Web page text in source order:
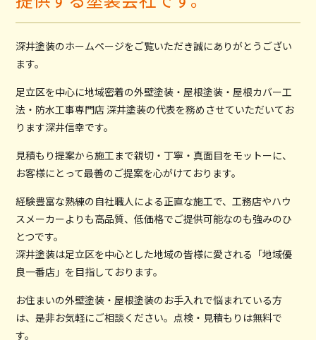
深井塗装のホームページをご覧いただき誠にありがとうござい
ます。
足立区を中心に地域密着の外壁塗装・屋根塗装・屋根カバー工
法・防水工事専門店 深井塗装の代表を務めさせていただいてお
ります深井信幸です。
見積もり提案から施工まで親切・丁寧・真面目をモットーに、
お客様にとって最善のご提案を心がけております。
経験豊富な熟練の自社職人による正直な施工で、工務店やハウ
スメーカーよりも高品質、低価格でご提供可能なのも強みのひ
とつです。
深井塗装は足立区を中心とした地域の皆様に愛される「地域優
良一番店」を目指しております。
お住まいの外壁塗装・屋根塗装のお手入れで悩まれている方
は、是非お気軽にご相談ください。点検・見積もりは無料で
す。